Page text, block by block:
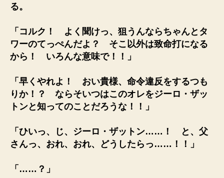
る。
「コルク！ よく聞けっ、狙うんならちゃんとタ
ワーのてっぺんだよ？ そこ以外は致命打になる
から！ いろんな意味で！！」
「早くやれよ！ おい貴様、命令違反をするつも
りか！？ ならそいつはこのオレをジーロ・ザッ
トンと知ってのことだろうな！！」
「ひいっ、じ、ジーロ・ザットン……！ と、父
さんっ、おれ、おれ、どうしたらっ……！！」
「……？」